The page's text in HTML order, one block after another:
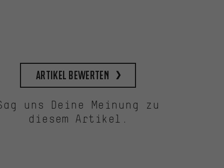
Artikel bewerten
uns Deine Meinung zu
diesem Artikel.